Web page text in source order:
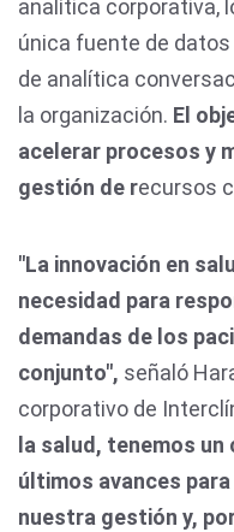
analítica corporativa,
única fuente de
de analítica
la organización. El
acelerar procesos y
gestión de recursos
"La innovación en
necesidad para
demandas de los
conjunto", señaló
corporativo de
la salud, tenemos
últimos avances
nuestra gestión y,